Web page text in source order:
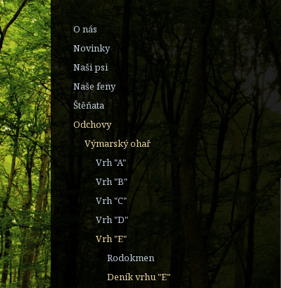
O nás
Novinky
Naši psi
Naše feny
Štěňata
Odchovy
Výmarský ohař
Vrh "A"
Vrh "B"
Vrh "C"
Vrh "D"
Vrh "E"
Rodokmen
Deník vrhu "E"